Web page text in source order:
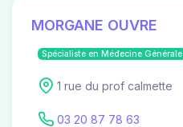
MORGANE OUVRE
Spécialiste en Médecine Générale
1 rue du prof calmette
03 20 87 78 63